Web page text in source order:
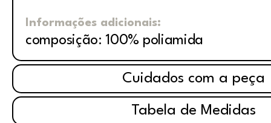
Informações adicionais:
composição: 100% poliamida
Cuidados com a peça
Tabela de Medidas